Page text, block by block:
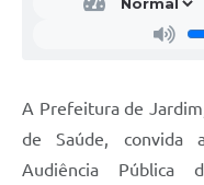
A Prefeitura de
de Saúde, convida
Audiência Pública